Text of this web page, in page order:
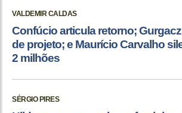
VALDEMIR CALDAS
Confúcio articula retorno;
de projeto; e Maurício Carvalho
2 milhões
SÉRGIO PIRES